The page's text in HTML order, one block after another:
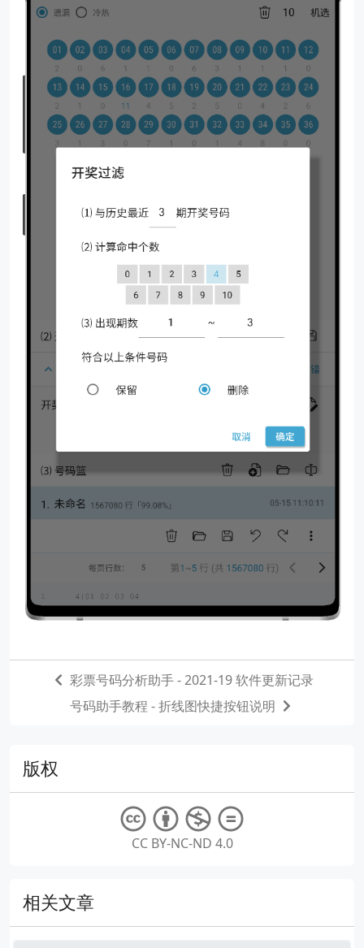
彩票号码分析助手 - 2021-19 软件更新记录
号码助手教程 - 折线图快捷按钮说明
版权
CC BY-NC-ND 4.0
相关文章